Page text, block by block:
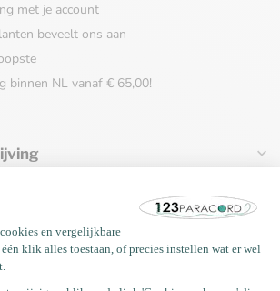
met je account
beveelt ons aan
binnen NL vanaf € 65,00!
met